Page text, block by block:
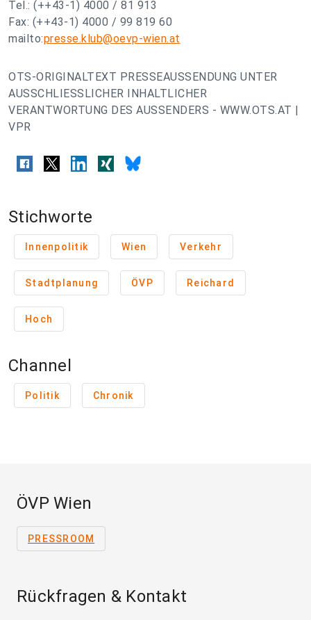
Tel.: (++43-1) 4000 / 81 913
Fax: (++43-1) 4000 / 99 819 60
mailto:presse.klub@oevp-wien.at
OTS-ORIGINALTEXT PRESSEAUSSENDUNG UNTER
AUSSCHLIESSLICHER INHALTLICHER
VERANTWORTUNG DES AUSSENDERS - WWW.OTS.AT |
VPR
Stichworte
Innenpolitik Wien Verkehr
Stadtplanung ÖVP Reichard
Hoch
Channel
Politik Chronik
ÖVP Wien
PRESSROOM
Rückfragen & Kontakt